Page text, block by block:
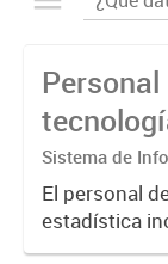
Sistema de
Tecnología
El personal
estadística
personas